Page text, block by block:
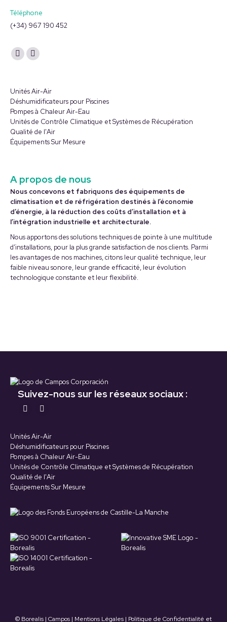
Téléphone
(+34) 967 190 452
Trouvez nous sur :
La
s'ouvre
dans
une
nouvelle
La
s'ouvre
dans
une
nouvelle
Unités Air-Air
Déshumidificateurs pour Piscines
Pompes à Chaleur Air-Eau
Unités de Contrôle Climatique et Systèmes de Récupération
Qualité de l'Air
Équipements Sur Mesure
A propos de nous
Nous concevons et fabriquons des équipements de
climatisation et de réfrigération destinés à l’économie
d’énergie, à la réduction des coûts d’installation et à
l’intégration industrielle et architecturale.
Nous apportons des solutions techniques de pointe à une multitude
d’installations, pour la plus grande satisfaction de nos clients. Parmi
les avantages de nos machines, citons leur qualité technique, leur
faible niveau sonore, leur grande efficacité, leur évolution
technologique constante et leur flexibilité.
Suivez-nous sur les réseaux sociaux :
Retrouvez-nous sur :
YouTube
s'ouvre
dans
une
LinkedIn
s'ouvre
dans
une
Unités Air-Air
Déshumidificateurs pour Piscines
Pompes à Chaleur Air-Eau
Unités de Contrôle Climatique et Systèmes de Récupération
Qualité de l'Air
Équipements Sur Mesure
© Borealis | Campos | Mentions Légales | Politique de Confidentialité et